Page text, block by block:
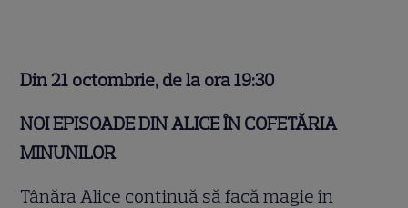
Din 21 octombrie, de la ora 19:30
NOI EPISOADE DIN ALICE ÎN COFETĂRIA
MINUNILOR
Tânăra Alice continuă să facă magie în